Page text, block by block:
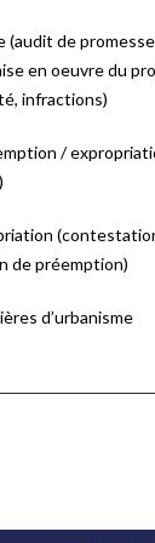
(audit de
en oeuvre du
infractions)
/
de préemption)
d’urbanisme